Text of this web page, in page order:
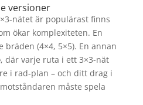
versioner
nätet är populärast finns
ökar komplexiteten. En
(4×4, 5×5). En annan
, där varje ruta i ett 3×3-nät
i rad-plan – och ditt drag i
måste spela